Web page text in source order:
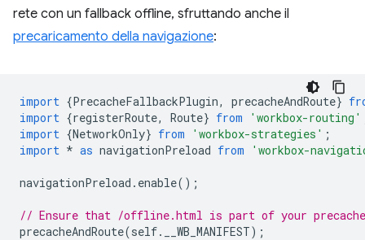
rete con un fallback offline, sfruttando anche il
precaricamento della navigazione:
import {PrecacheFallbackPlugin, precacheAndRoute}
import {registerRoute, Route} from 'workbox-routing'
import {NetworkOnly} from 'workbox-strategies' ;
import * as navigationPreload from 'workbox-
navigationPreload . enable();
// Ensure that /offline.html is part of your
precacheAndRoute(self. __WB_MANIFEST);